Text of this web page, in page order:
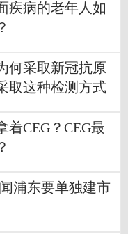
疾病的老年人如
何采取新冠抗原
取这种检测方式
着CEG？CEG最
浦东要单独建市